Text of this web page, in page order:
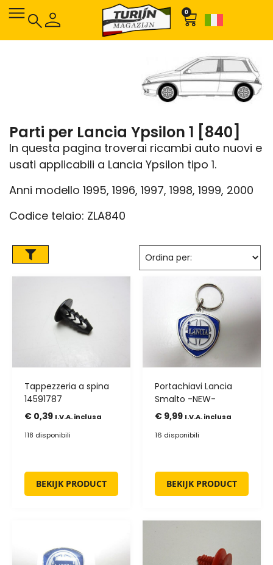
0
Parti per Lancia Ypsilon 1 [840]
In questa pagina troverai ricambi auto nuovi e
usati applicabili a Lancia Ypsilon tipo 1.
Anni modello 1995, 1996, 1997, 1998, 1999, 2000
Codice telaio: ZLA840
Tappezzeria a spina
14591787
€ 0,39 I.V.A. inclusa
118 disponibili
BEKIJK PRODUCT
Portachiavi Lancia
Smalto -NEW-
€ 9,99 I.V.A. inclusa
16 disponibili
BEKIJK PRODUCT